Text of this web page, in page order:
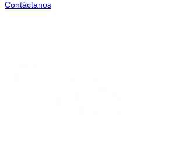
Contáctanos